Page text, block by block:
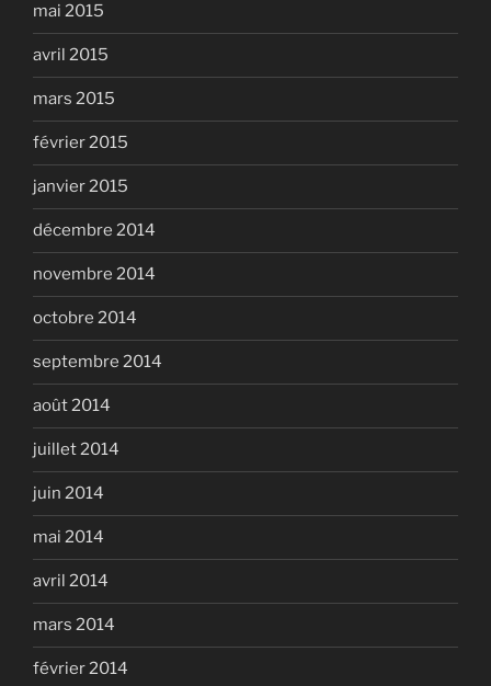
mai 2015
avril 2015
mars 2015
février 2015
janvier 2015
décembre 2014
novembre 2014
octobre 2014
septembre 2014
août 2014
juillet 2014
juin 2014
mai 2014
avril 2014
mars 2014
février 2014